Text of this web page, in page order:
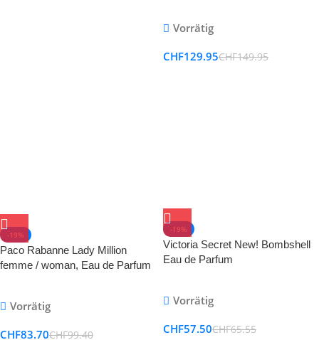
Vorrätig
CHF129.95CHF149.95
-19%
Paco Rabanne Lady Million
femme / woman, Eau de Parfum
Vorrätig
CHF83.70CHF99.40
-19%
Victoria Secret New! Bombshell
Eau de Parfum
Vorrätig
CHF57.50CHF65.55